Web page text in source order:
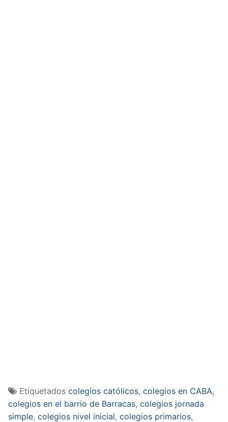
Etiquetados colegios católicos, colegios en CABA,
colegios en el barrio de Barracas, colegios jornada
simple, colegios nivel inicial, colegios primarios,